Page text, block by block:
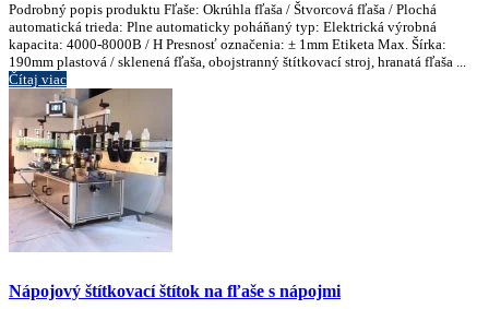
Podrobný popis produktu Fľaše: Okrúhla fľaša / Štvorcová fľaša / Plochá
automatická trieda: Plne automaticky poháňaný typ: Elektrická výrobná
kapacita: 4000-8000B / H Presnosť označenia: ± 1mm Etiketa Max. Šírka:
190mm plastová / sklenená fľaša, obojstranný štítkovací stroj, hranatá fľaša ...
Čítaj viac
Nápojový štítkovací štítok na fľaše s nápojmi